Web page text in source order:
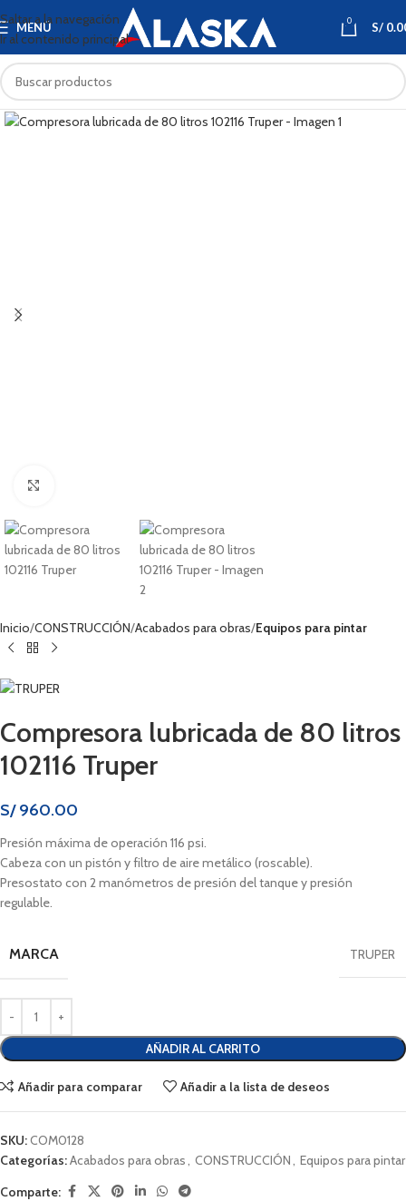
Saltar a la navegación
Ir al contenido principal
MENÚ 0 S/
Inicio CONSTRUCCIÓN Acabados para obras Equipos para pintar
Compresora lubricada de 80 litros
102116 Truper
S/960.00
Presión máxima de operación 116 psi.
Cabeza con un pistón y filtro de aire metálico (roscable).
Presostato con 2 manómetros de presión del tanque y presión
regulable.
MARCA TRUPER
AÑADIR AL CARRITO
Añadir para comparar Añadir a la lista de deseos
SKU:COM0128
Categorías:Acabados para obras, CONSTRUCCIÓN, Equipos para pintar
Comparte: